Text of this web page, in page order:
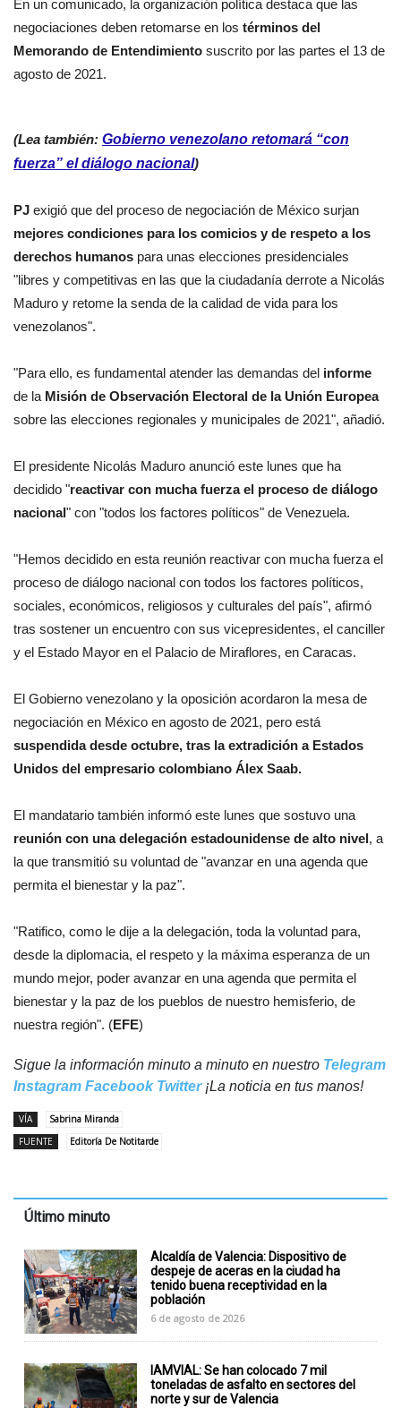
En un comunicado, la organización política destaca que las
negociaciones deben retomarse en los términos del
Memorando de Entendimiento suscrito por las partes el 13 de
agosto de 2021.
(Lea también: Gobierno venezolano retomará “con
fuerza” el diálogo nacional)
PJ exigió que del proceso de negociación de México surjan
mejores condiciones para los comicios y de respeto a los
derechos humanos para unas elecciones presidenciales
"libres y competitivas en las que la ciudadanía derrote a Nicolás
Maduro y retome la senda de la calidad de vida para los
venezolanos".
"Para ello, es fundamental atender las demandas del informe
de la Misión de Observación Electoral de la Unión Europea
sobre las elecciones regionales y municipales de 2021", añadió.
El presidente Nicolás Maduro anunció este lunes que ha
decidido "reactivar con mucha fuerza el proceso de diálogo
nacional" con "todos los factores políticos" de Venezuela.
"Hemos decidido en esta reunión reactivar con mucha fuerza el
proceso de diálogo nacional con todos los factores políticos,
sociales, económicos, religiosos y culturales del país", afirmó
tras sostener un encuentro con sus vicepresidentes, el canciller
y el Estado Mayor en el Palacio de Miraflores, en Caracas.
El Gobierno venezolano y la oposición acordaron la mesa de
negociación en México en agosto de 2021, pero está
suspendida desde octubre, tras la extradición a Estados
Unidos del empresario colombiano Álex Saab.
El mandatario también informó este lunes que sostuvo una
reunión con una delegación estadounidense de alto nivel, a
la que transmitió su voluntad de "avanzar en una agenda que
permita el bienestar y la paz".
"Ratifico, como le dije a la delegación, toda la voluntad para,
desde la diplomacia, el respeto y la máxima esperanza de un
mundo mejor, poder avanzar en una agenda que permita el
bienestar y la paz de los pueblos de nuestro hemisferio, de
nuestra región". (EFE)
Sigue la información minuto a minuto en nuestro Telegram
Instagram Facebook Twitter¡La noticia en tus manos!
VÍA
Sabrina Miranda
FUENTE
Editoría De Notitarde
Último minuto
Alcaldía de Valencia: Dispositivo de
despeje de aceras en la ciudad ha
tenido buena receptividad en la
población
6 de agosto de 2026
IAMVIAL: Se han colocado 7 mil
toneladas de asfalto en sectores del
norte y sur de Valencia